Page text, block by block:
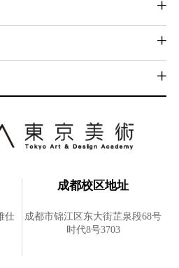
仕
成都校区地址
成都市锦江区东大街芷泉段68号
时代8号3703